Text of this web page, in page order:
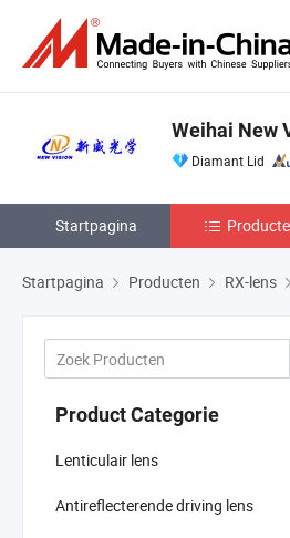
Weihai New
Diamant Lid
Startpagina
Startpagina Producten RX-lens
Product Categorie
Lenticulair lens
Antireflecterende driving lens